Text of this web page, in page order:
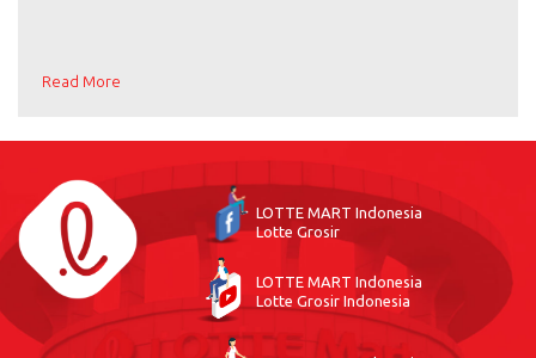
Read More
LOTTE MART Indonesia
Lotte Grosir
LOTTE MART Indonesia
Lotte Grosir Indonesia